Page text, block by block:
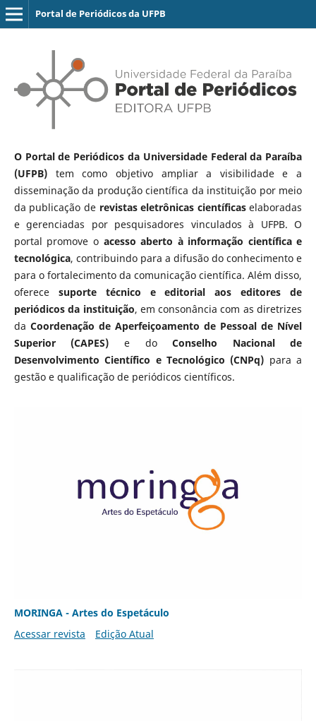
Portal de Periódicos da UFPB
O Portal de Periódicos da Universidade Federal da Paraíba
(UFPB)tem como objetivo ampliar a visibilidade e a
disseminação da produção científica da instituição por meio
da publicação de revistas eletrônicas científicaselaboradas
e gerenciadas por pesquisadores vinculados à UFPB. O
portal promove o acesso aberto à informação científica e
tecnológica, contribuindo para a difusão do conhecimento e
para o fortalecimento da comunicação científica. Além disso,
oferece suporte técnico e editorial aos editores de
periódicos da instituição, em consonância com as diretrizes
da Coordenação de Aperfeiçoamento de Pessoal de Nível
Superior (CAPES) e doConselho Nacional de
Desenvolvimento Científico e Tecnológico (CNPq) para a
gestão e qualificação de periódicos científicos.
MORINGA - Artes do Espetáculo
Acessar revista
Edição Atual